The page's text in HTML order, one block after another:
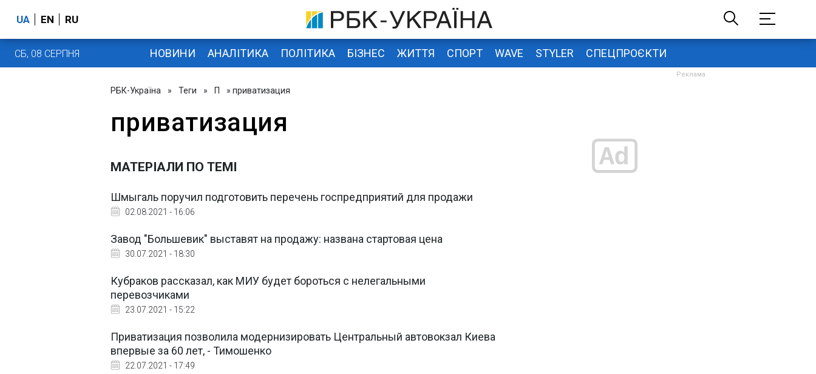
UA EN RU
СБ, 08 СЕРПНЯ НОВИНИ АНАЛІТИКА ПОЛІТИКА БІЗНЕС ЖИТТЯ СПОРТ WAVE STYLER СПЕЦПРОЄКТИ
РБК-Україна » Теги » П » приватизация
приватизация
МАТЕРІАЛИ ПО ТЕМІ
Шмыгаль поручил подготовить перечень госпредприятий для продажи
02.08.2021 - 16:06
Завод "Большевик" выставят на продажу: названа стартовая цена
30.07.2021 - 18:30
Кубраков рассказал, как МИУ будет бороться с нелегальными
перевозчиками
23.07.2021 - 15:22
Приватизация позволила модернизировать Центральный автовокзал Киева
впервые за 60 лет, - Тимошенко
22.07.2021 - 17:49